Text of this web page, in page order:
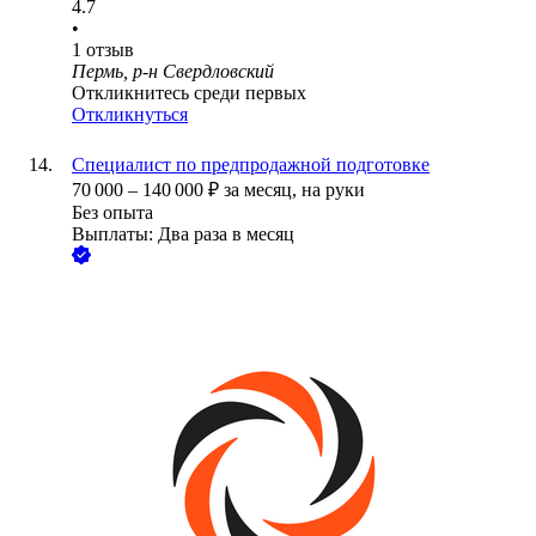
4.7
•
1 отзыв
Пермь, р-н Свердловский
Откликнитесь среди первых
Откликнуться
Специалист по предпродажной подготовке
70 000 – 140 000 ₽ за месяц, на руки
Без опыта
Выплаты: Два раза в месяц